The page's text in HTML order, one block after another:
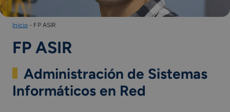
Inicio- FP ASIR
FP ASIR
Administración de Sistemas
Informáticos en Red